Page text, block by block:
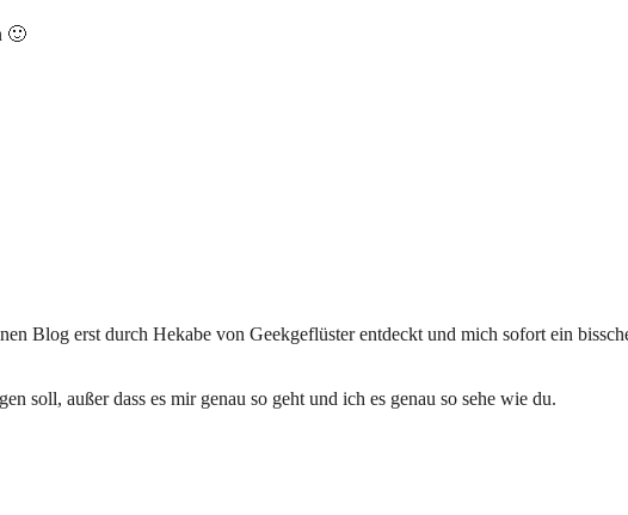
🙂
Blog erst durch Hekabe von Geekgeflüster entdeckt und mich sofort ein
soll, außer dass es mir genau so geht und ich es genau so sehe wie du.